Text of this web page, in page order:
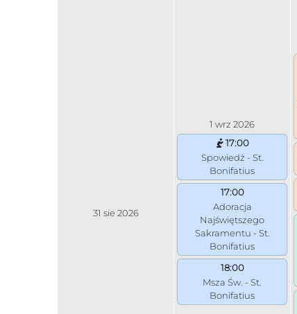
31 sie 2026
1 wrz 2026
17:00
Spowiedź - St.
Bonifatius
17:00
Adoracja
Najświętszego
Sakramentu - St.
Bonifatius
18:00
Msza Św. - St.
Bonifatius